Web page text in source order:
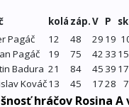
kolá záp.V P
Pagáč 12 48 29 19
Pagáč 19 75 42 33
Badura 21 84 45 39
Kováč13 45 1728
hráčov Rosina